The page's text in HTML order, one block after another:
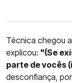
Técnica chegou
explicou: "(Se
parte de vocês
desconfiança,